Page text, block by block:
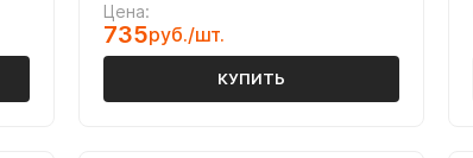
Цена:
735руб./шт.
КУПИТЬ